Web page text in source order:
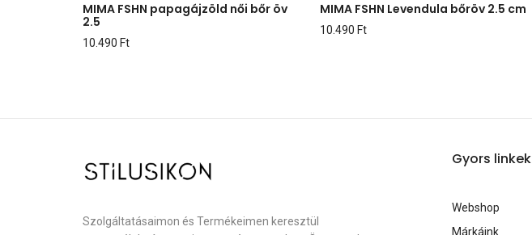
MIMA FSHN papagájzöld női bőr öv
2.5
10.490 Ft
MIMA FSHN Levendula bőröv 2.5 cm
10.490 Ft
Szolgáltatásaimon és Termékeimen keresztül
Gyors linkek
Webshop
Márkáink